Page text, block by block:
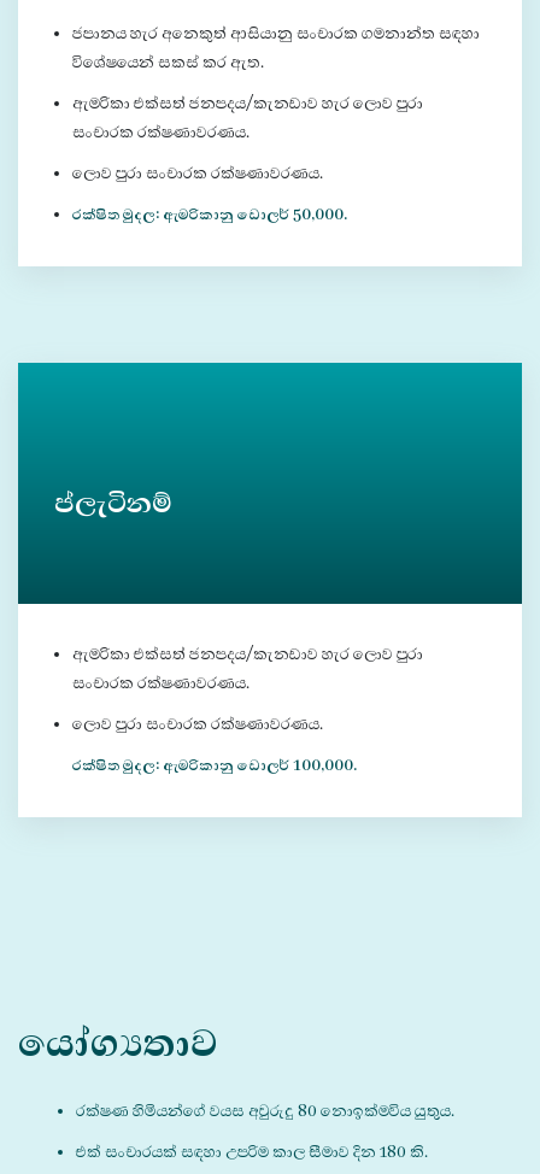
ජපානය හැර අනෙකුත් ආසියානු සංචාරක ගමනාන්ත සඳහා
විශේෂයෙන් සකස් කර ඇත.
ඇමරිකා එක්සත් ජනපදය/කැනඩාව හැර ලොව පුරා
සංචාරක රක්ෂණාවරණය.
ලොව පුරා සංචාරක රක්ෂණාවරණය.
රක්ෂිත මුදල: ඇමරිකානු ඩොලර් 50,000.
ප්ලැටිනම්
ඇමරිකා එක්සත් ජනපදය/කැනඩාව හැර ලොව පුරා
සංචාරක රක්ෂණාවරණය.
ලොව පුරා සංචාරක රක්ෂණාවරණය.
රක්ෂිත මුදල: ඇමරිකානු ඩොලර් 100,000.
යෝග්‍යතාව
රක්ෂණ හිමියන්ගේ වයස අවුරුදු 80 නොඉක්මවිය යුතුය.
එක් සංචාරයක් සඳහා උපරිම කාල සීමාව දින 180 කි.